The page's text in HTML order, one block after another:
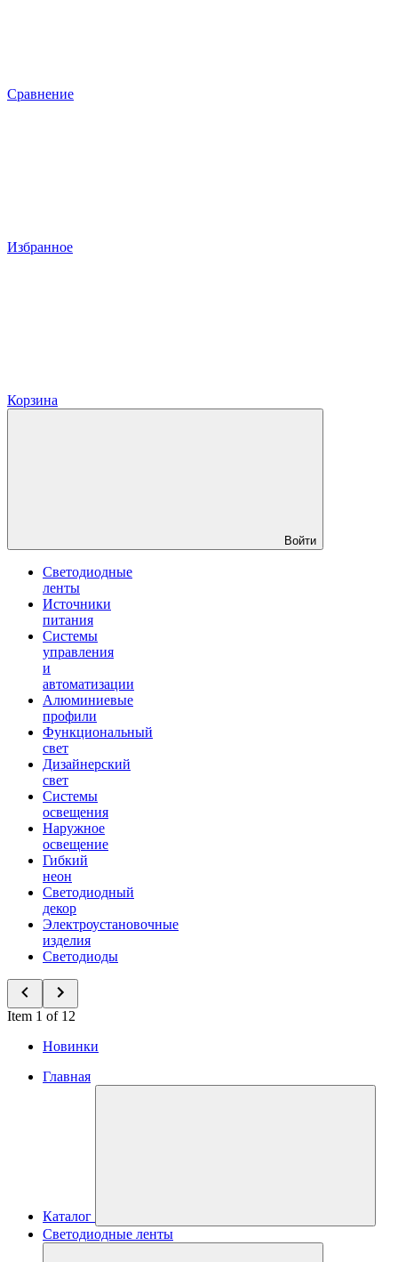
Сравнение
Избранное
Корзина
Войти
Светодиодные
ленты
Источники
питания
Системы
управления
и
автоматизации
Алюминиевые
профили
Функциональный
свет
Дизайнерский
свет
Системы
освещения
Наружное
освещение
Гибкий
неон
Светодиодный
декор
Электроустановочные
изделия
Светодиоды
Item 1 of 12
Новинки
Главная
Каталог
Светодиодные ленты